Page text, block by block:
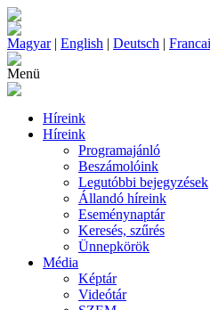
Magyar| English | Deutsch |
Menü
Híreink
Híreink
Programajánló
Beszámolóink
Legutóbbi bejegyzések
Állandó híreink
Eseménynaptár
Keresés, szűrés
Ünnepkörök
Média
Képtár
Videótár